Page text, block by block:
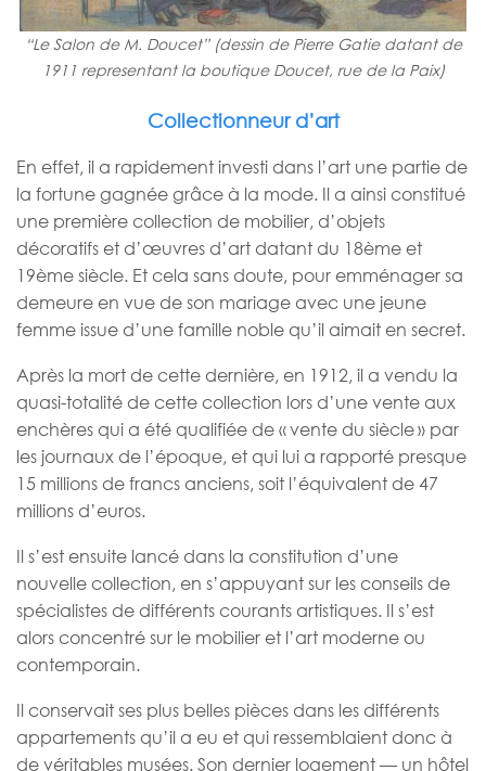
“Le Salon de M. Doucet” (dessin de Pierre Gatie datant de
1911 representant la boutique Doucet, rue de la Paix)
Collectionneur d’art
En effet, il a rapidement investi dans l’art une partie de
la fortune gagnée grâce à la mode. Il a ainsi constitué
une première collection de mobilier, d’objets
décoratifs et d’œuvres d’art datant du 18ème et
19ème siècle. Et cela sans doute, pour emménager sa
demeure en vue de son mariage avec une jeune
femme issue d’une famille noble qu’il aimait en secret.
Après la mort de cette dernière, en 1912, il a vendu la
quasi-totalité de cette collection lors d’une vente aux
enchères qui a été qualifiée de « vente du siècle » par
les journaux de l’époque, et qui lui a rapporté presque
15 millions de francs anciens, soit l’équivalent de 47
millions d’euros.
Il s’est ensuite lancé dans la constitution d’une
nouvelle collection, en s’appuyant sur les conseils de
spécialistes de différents courants artistiques. Il s’est
alors concentré sur le mobilier et l’art moderne ou
contemporain.
Il conservait ses plus belles pièces dans les différents
appartements qu’il a eu et qui ressemblaient donc à
de véritables musées. Son dernier logement — un hôtel